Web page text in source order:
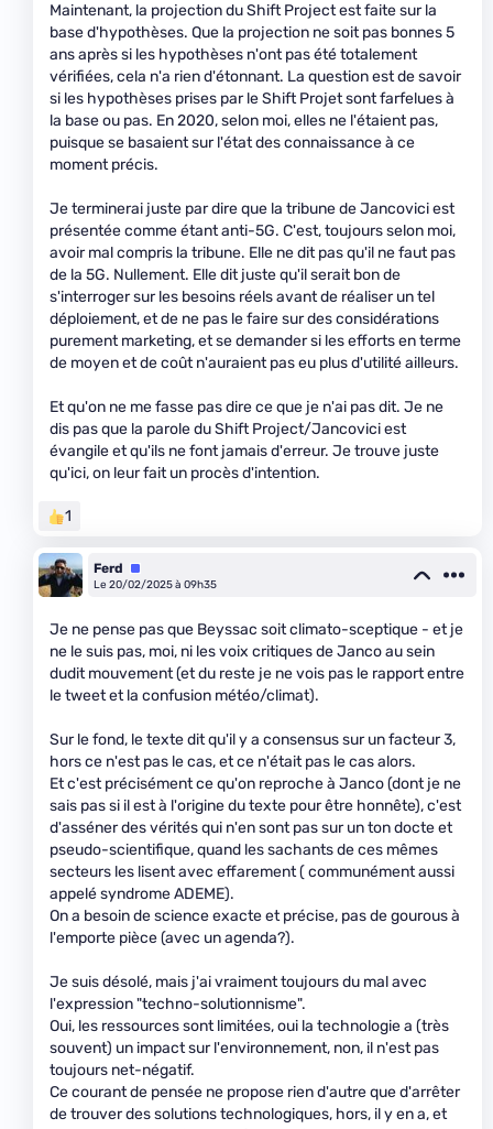
Maintenant, la projection du Shift Project est faite sur la
base d'hypothèses. Que la projection ne soit pas bonnes 5
ans après si les hypothèses n'ont pas été totalement
vérifiées, cela n'a rien d'étonnant. La question est de savoir
si les hypothèses prises par le Shift Projet sont farfelues à
la base ou pas. En 2020, selon moi, elles ne l'étaient pas,
puisque se basaient sur l'état des connaissance à ce
moment précis.
Je terminerai juste par dire que la tribune de Jancovici est
présentée comme étant anti-5G. C'est, toujours selon moi,
avoir mal compris la tribune. Elle ne dit pas qu'il ne faut pas
de la 5G. Nullement. Elle dit juste qu'il serait bon de
s'interroger sur les besoins réels avant de réaliser un tel
déploiement, et de ne pas le faire sur des considérations
purement marketing, et se demander si les efforts en terme
de moyen et de coût n'auraient pas eu plus d'utilité ailleurs.
Et qu'on ne me fasse pas dire ce que je n'ai pas dit. Je ne
dis pas que la parole du Shift Project/Jancovici est
évangile et qu'ils ne font jamais d'erreur. Je trouve juste
qu'ici, on leur fait un procès d'intention.
1
Ferd
Équipe
Le 20/02/2025 à 09h35
Je ne pense pas que Beyssac soit climato-sceptique - et je
ne le suis pas, moi, ni les voix critiques de Janco au sein
dudit mouvement (et du reste je ne vois pas le rapport entre
le tweet et la confusion météo/climat).
Sur le fond, le texte dit qu'il y a consensus sur un facteur 3,
hors ce n'est pas le cas, et ce n'était pas le cas alors.
Et c'est précisément ce qu'on reproche à Janco (dont je ne
sais pas si il est à l'origine du texte pour être honnête), c'est
d'asséner des vérités qui n'en sont pas sur un ton docte et
pseudo-scientifique, quand les sachants de ces mêmes
secteurs les lisent avec effarement ( communément aussi
appelé syndrome ADEME).
On a besoin de science exacte et précise, pas de gourous à
l'emporte pièce (avec un agenda?).
Je suis désolé, mais j'ai vraiment toujours du mal avec
l'expression "techno-solutionnisme".
Oui, les ressources sont limitées, oui la technologie a (très
souvent) un impact sur l'environnement, non, il n'est pas
toujours net-négatif.
Ce courant de pensée ne propose rien d'autre que d'arrêter
de trouver des solutions technologiques, hors, il y en a, et